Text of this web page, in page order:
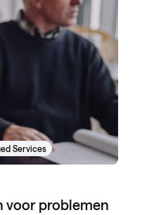
Services
voor problemen